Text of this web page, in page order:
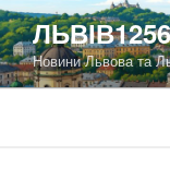
Перейти
до
вмісту
ЛЬВІВ1256
Новини Львова та